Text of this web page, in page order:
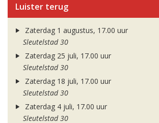
Luister terug
Zaterdag 1 augustus, 17.00 uur
Sleutelstad 30
Zaterdag 25 juli, 17.00 uur
Sleutelstad 30
Zaterdag 18 juli, 17.00 uur
Sleutelstad 30
Zaterdag 4 juli, 17.00 uur
Sleutelstad 30